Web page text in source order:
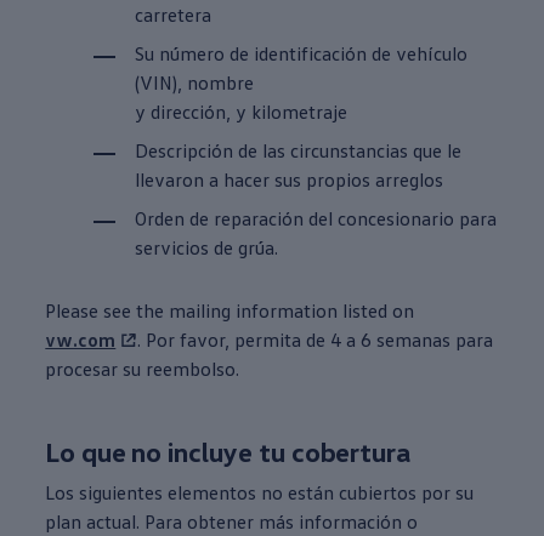
carretera
Su número de identificación de vehículo
(VIN), nombre
y dirección, y kilometraje
Descripción de las circunstancias que le
llevaron a hacer sus propios arreglos
Orden de reparación del concesionario para
servicios de grúa.
Please see the mailing information listed on
vw.com
. Por favor, permita de 4 a 6 semanas para
procesar su reembolso.
Lo que no incluye tu cobertura
Los siguientes elementos no están cubiertos por su
plan actual. Para obtener más información o